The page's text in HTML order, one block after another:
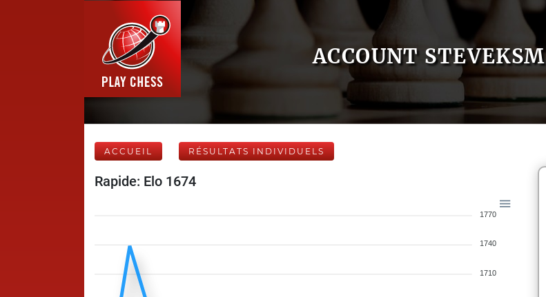
ACCOUNT STEVEKSM
ACCUEIL RÉSULTATS INDIVIDUELS
Rapide: Elo 1674
1770
1740
1710